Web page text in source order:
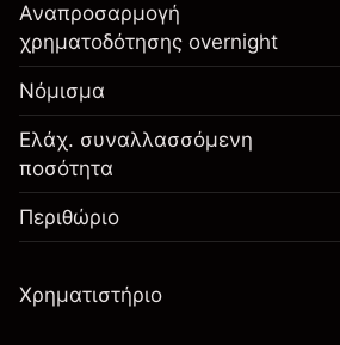
Περιθώριο. Η επένδυσή
σας
Αναπροσαρμογή
χρηματοδότησης κατά
τη διάρκεια της νύχτας
Χρεώσεις από την πλήρη αξία
της θέσης
~$5,000.00
Περιθώριο. Η επένδυσή
σας
Αναπροσαρμογή
τη διάρκεια της νύχτας
Αναπροσαρμογή
χρηματοδότησης overnight
Νόμισμα
Ελάχ. συναλλασσόμενη
ποσότητα
Περιθώριο
Χρηματιστήριο